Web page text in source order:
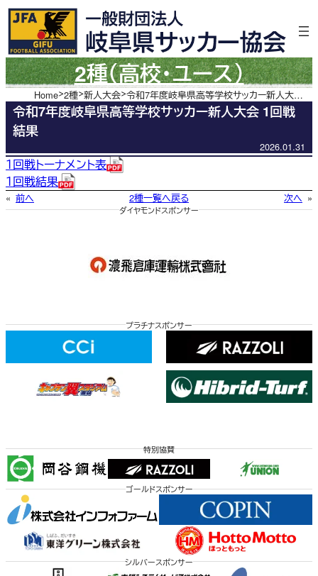
内
を
ス
キ
プ
2種（高校・ユース）
Home 2種 新人大会 令和7年度岐阜県高等学校サッカー新人大会 1回戦結果
令和7年度岐阜県高等学校サッカー新人大会 1回戦
結果
2026.01.31
１回戦トーナメント表
１回戦結果
« 前へ 2種一覧へ戻る 次へ »
ダイヤモンドスポンサー
プラチナスポンサー
特別協賛
ゴールドスポンサー
シルバースポンサー